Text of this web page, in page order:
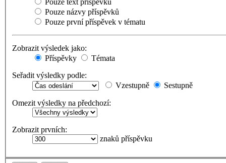
Pouze text příspěvku
Pouze názvy příspěvků
Pouze první příspěvek v tématu
Zobrazit výsledek jako:
Příspěvky
Témata
Seřadit výsledky podle:
Vzestupně
Sestupně
Omezit výsledky na předchozí:
Zobrazit prvních:
znaků příspěvku